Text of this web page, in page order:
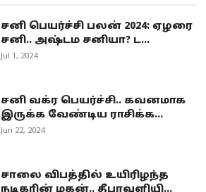
சனி பெயர்ச்சி பலன் 2024: ஏழரை
சனி.. அஷ்டம சனியா? ட...
Jul 1, 2024
சனி வக்ர பெயர்ச்சி.. கவனமாக
இருக்க வேண்டிய ராசிக்க...
Jun 22, 2024
சாலை விபத்தில் உயிரிழந்த